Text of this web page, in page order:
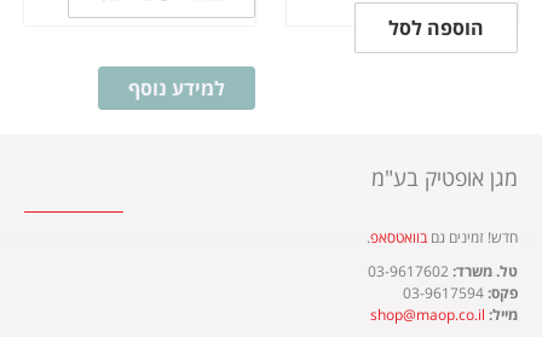
הוספה לסל
למידע נוסף
מגן אופטיק בע"מ
חדש! זמינים גם בוואטסאפ.​
טל. משרד:03-9617602
פקס:
מייל: shop@maop.co.il